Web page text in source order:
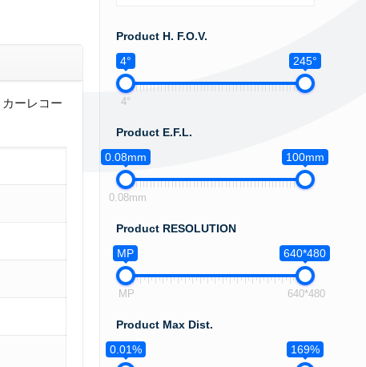
ーレコー
Product H. F.O.V.
4°
245°
4°
Product E.F.L.
0.08mm
100mm
0.08mm
Product RESOLUTION
MP
640*480
MP 640*480
Product Max Dist.
0.01%
169%